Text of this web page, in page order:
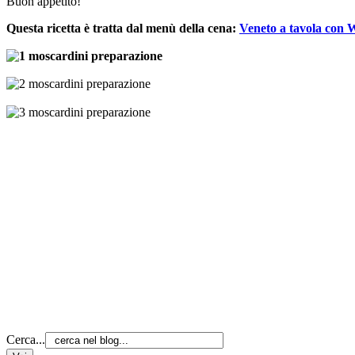
Questa ricetta è tratta dal menù della cena: Veneto a tavola con
Cerca...